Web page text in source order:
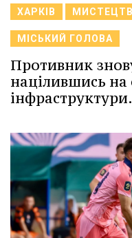
ХАРКІВ
МІСЬКИЙ ГОЛОВА
Противник
націлившись на
інфраструктури.